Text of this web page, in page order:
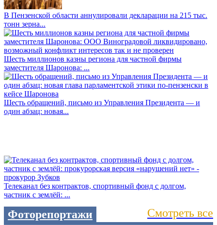
В Пензенской области аннулировали декларации на 215 тыс.
тонн зерна...
Шесть миллионов казны региона для частной фирмы
заместителя Шаронова: ...
Шесть обращений, письмо из Управления Президента — и
один абзац: новая...
Телеканал без контрактов, спортивный фонд с долгом,
частник с землёй: ...
Фоторепортажи Смотреть все